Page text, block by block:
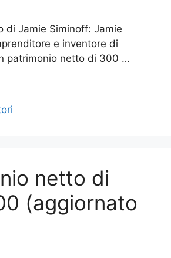
di Jamie Siminoff: Jamie
e inventore di
patrimonio netto di 300 …
netto di
(aggiornato